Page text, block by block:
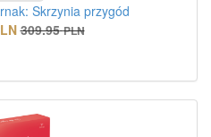
Skrzynia przygód
309.95 PLN